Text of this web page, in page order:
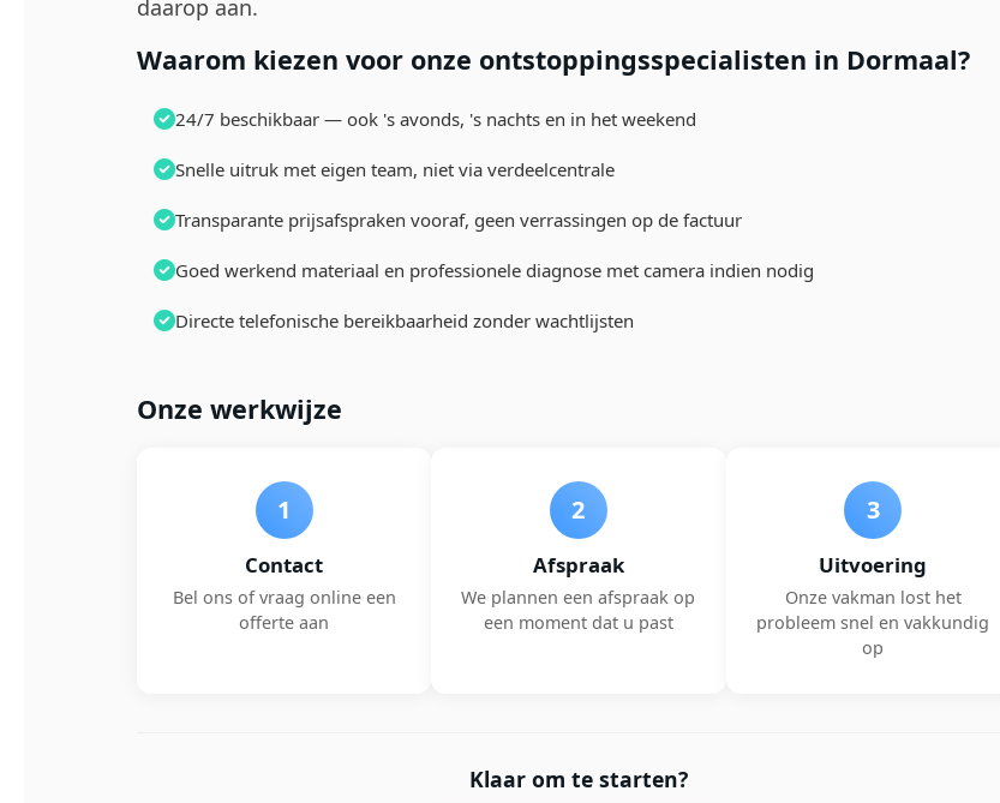
daarop aan.
Waarom kiezen voor onze ontstoppingsspecialisten in Dormaal?
24/7 beschikbaar — ook 's avonds, 's nachts en in het weekend
Snelle uitruk met eigen team, niet via verdeelcentrale
Transparante prijsafspraken vooraf, geen verrassingen op de factuur
Goed werkend materiaal en professionele diagnose met camera indien nodig
Directe telefonische bereikbaarheid zonder wachtlijsten
Onze werkwijze
1
Contact
Bel ons of vraag online een
offerte aan
2
Afspraak
We plannen een afspraak op
een moment dat u past
3
Uitvoering
Onze vakman lost het
probleem snel en vakkundig
op
Klaar om te starten?